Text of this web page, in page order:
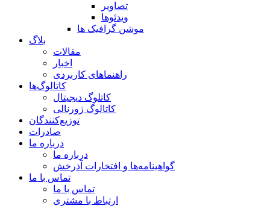
تصاویر
ویدئوها
موشن گرافیک ها
بلاگ
مقالات
اخبار
راهنماهای کاربردی
کاتالوگ‌ها
کاتلوگ دیجیتال
کاتالوگ ژورنالی
توزیع‌کنندگان
صادرات
درباره ما
درباره ما
گواهینامه‌ها و افتخارات آذرخش
تماس با ما
تماس با ما
ارتباط با مشتری